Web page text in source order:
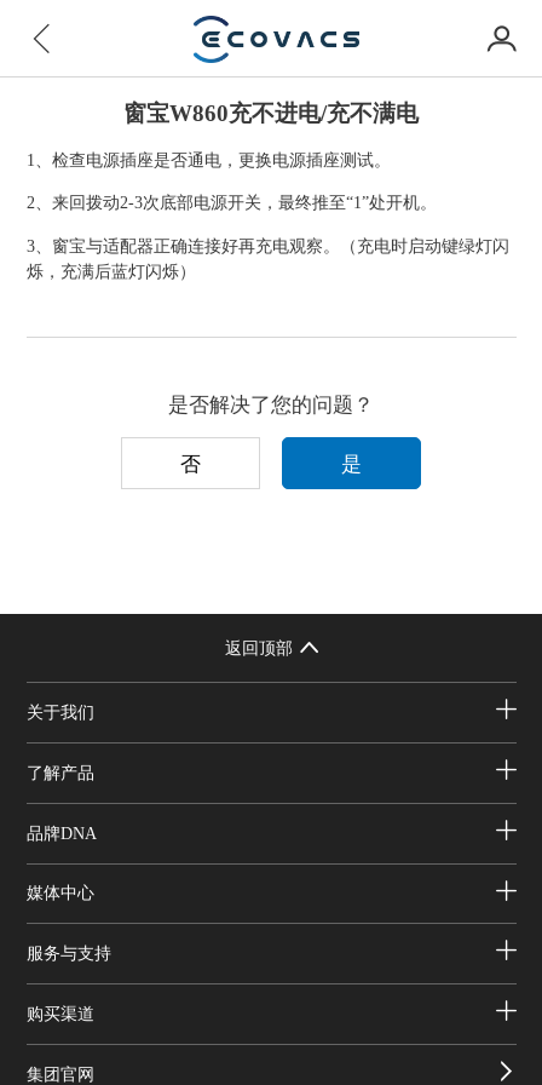
窗宝W860充不进电/充不满电
1、检查电源插座是否通电，更换电源插座测试。
2、来回拨动2-3次底部电源开关，最终推至“1”处开机。
3、窗宝与适配器正确连接好再充电观察。（充电时启动键绿灯闪
烁，充满后蓝灯闪烁）
是否解决了您的问题？
否 是
返回顶部
关于我们
了解产品
品牌DNA
媒体中心
服务与支持
购买渠道
集团官网